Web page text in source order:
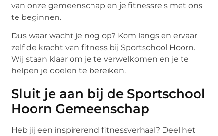
van onze gemeenschap en je fitnessreis met ons
te beginnen.
Dus waar wacht je nog op? Kom langs en ervaar
zelf de kracht van fitness bij Sportschool Hoorn.
Wij staan klaar om je te verwelkomen en je te
helpen je doelen te bereiken.
Sluit je aan bij de Sportschool
Hoorn Gemeenschap
Heb jij een inspirerend fitnessverhaal? Deel het